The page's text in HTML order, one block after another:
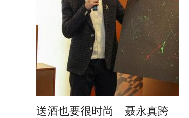
送酒也要很时尚 聂永真跨